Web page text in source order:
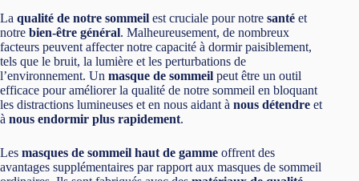
La qualité de notre sommeil est cruciale pour notre santé et
notre bien-être général. Malheureusement, de nombreux
facteurs peuvent affecter notre capacité à dormir paisiblement,
tels que le bruit, la lumière et les perturbations de
l’environnement. Un masque de sommeil peut être un outil
efficace pour améliorer la qualité de notre sommeil en bloquant
les distractions lumineuses et en nous aidant à nous détendre et
à nous endormir plus rapidement.
Les masques de sommeil haut de gamme offrent des
avantages supplémentaires par rapport aux masques de sommeil